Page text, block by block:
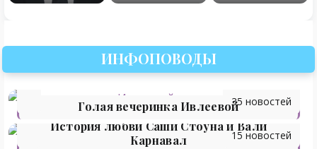
ИНФОПОВОДЫ
Голая вечеринка Ивлеевой35 новостей
История любви Саши Стоуна и Вали
Карнавал
15 новостей